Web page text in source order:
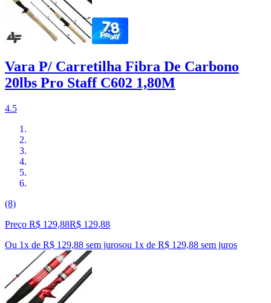
Vara P/ Carretilha Fibra De Carbono
20lbs Pro Staff C602 1,80M
4.5
(8)
Preço R$ 129,88R$ 129,88
Ou 1x de R$ 129,88 sem jurosou 1x de R$ 129,88 sem juros